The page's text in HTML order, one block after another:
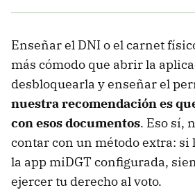
Enseñar el DNI o el carnet
más cómodo que abrir la
desbloquearla y enseñar el
nuestra recomendación es
con esos documentos. Eso sí,
contar con un método extra: si
la app miDGT configurada,
ejercer tu derecho al voto.